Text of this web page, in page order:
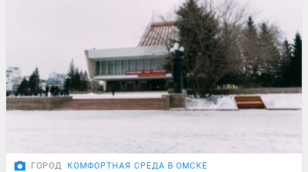
ГОРОД КОМФОРТНАЯ СРЕДА В ОМСКЕ